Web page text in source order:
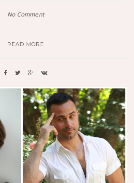
No Comment
READ MORE